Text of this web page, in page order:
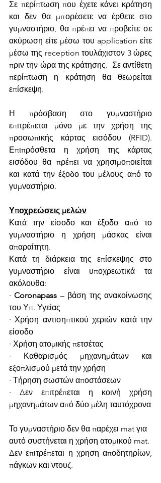
Σε περίπτωση που έχετε κάνει κράτηση
και δεν θα μπορέσετε να έρθετε στο
γυμναστήριο, θα πρέπει να προβείτε σε
ακύρωση είτε μέσω του application είτε
μέσω της reception τουλάχιστον 3 ώρες
πριν την ώρα της κράτησης.  Σε αντίθετη
περίπτωση η κράτηση θα θεωρείται
επίσκεψη.
Η πρόσβαση στο γυμναστήριο
επιτρέπεται μόνο με την χρήση της
προσωπικής κάρτας εισόδου (RFID).
Επιπρόσθετα η χρήση της κάρτας
εισόδου θα πρέπει να χρησιμοποιείται
και κατά την έξοδο του μέλους από το
γυμναστήριο.
Υποχρεώσεις μελών
Κατά την είσοδο και έξοδο από το
γυμναστήριο η χρήση μάσκας είναι
απαραίτητη.
Κατά τη διάρκεια της επίσκεψης στο
γυμναστήριο είναι υποχρεωτικά τα
ακόλουθα:
· Coronapass – βάση της ανακοίνωσης
του Υπ. Υγείας
· Χρήση αντισηπτικού χεριών κατά την
είσοδο
· Χρήση ατομικής πετσέτας
· Καθαρισμός μηχανημάτων και
εξοπλισμού μετά την χρήση
· Τήρηση σωστών αποστάσεων
· Δεν επιτρέπεται η κοινή χρήση
Το γυμναστήριο δεν θα παρέχει mat για
αυτό συστήνεται η χρήση ατομικού mat.
Δεν επιτρέπεται η χρηση αποδητηρίων,
πάγκων και ντουζ.